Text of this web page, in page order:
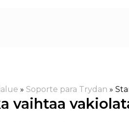
» Soporte para Trydan »
vaihtaa